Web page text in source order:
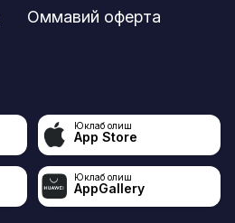
Оммавий оферта
Юклаб олиш
App Store
Юклаб олиш
AppGallery